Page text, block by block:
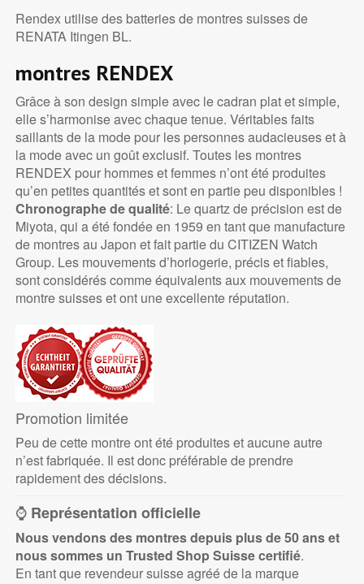
Rendex utilise des batteries de montres suisses de
RENATA Itingen BL.
montres RENDEX
Grâce à son design simple avec le cadran plat et simple,
elle s’harmonise avec chaque tenue. Véritables faits
saillants de la mode pour les personnes audacieuses et à
la mode avec un goût exclusif. Toutes les montres
RENDEX pour hommes et femmes n’ont été produites
qu’en petites quantités et sont en partie peu disponibles !
Chronographe de qualité: Le quartz de précision est de
Miyota, qui a été fondée en 1959 en tant que manufacture
de montres au Japon et fait partie du CITIZEN Watch
Group. Les mouvements d’horlogerie, précis et fiables,
sont considérés comme équivalents aux mouvements de
montre suisses et ont une excellente réputation.
Promotion limitée
Peu de cette montre ont été produites et aucune autre
n’est fabriquée. Il est donc préférable de prendre
rapidement des décisions.
⌚ Représentation officielle
Nous vendons des montres depuis plus de 50 ans et
nous sommes un Trusted Shop Suisse certifié.
En tant que revendeur suisse agréé de la marque